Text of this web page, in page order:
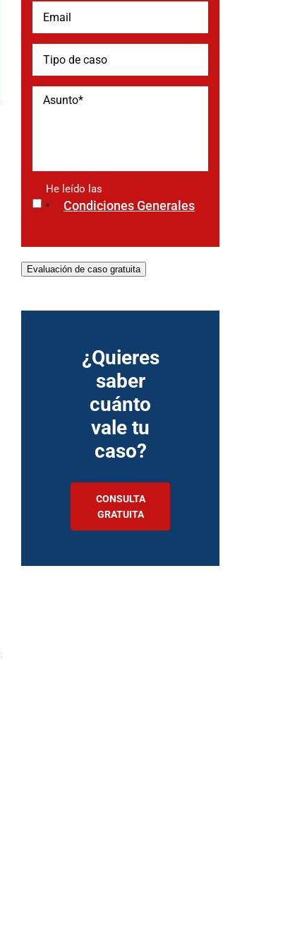
He leído las
Condiciones Generales
Evaluación de caso gratuita
¿Quieres
saber
cuánto
vale tu
caso?
CONSULTA
GRATUITA